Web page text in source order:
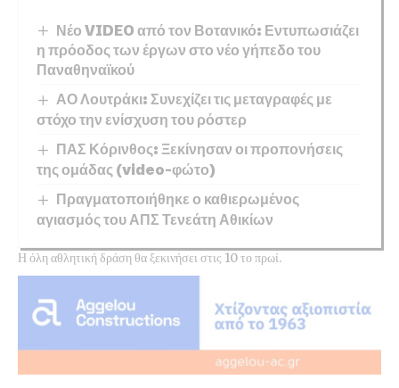
Νέο VIDEO από τον Βοτανικό: Εντυπωσιάζει
η πρόοδος των έργων στο νέο γήπεδο του
Παναθηναϊκού
ΑΟ Λουτράκι: Συνεχίζει τις μεταγραφές με
στόχο την ενίσχυση του ρόστερ
ΠΑΣ Κόρινθος: Ξεκίνησαν οι προπονήσεις
της ομάδας (video-φώτο)
Πραγματοποιήθηκε ο καθιερωμένος
αγιασμός του ΑΠΣ Τενεάτη Αθικίων
Η όλη αθλητική δράση θα ξεκινήσει στις 10 το πρωί.